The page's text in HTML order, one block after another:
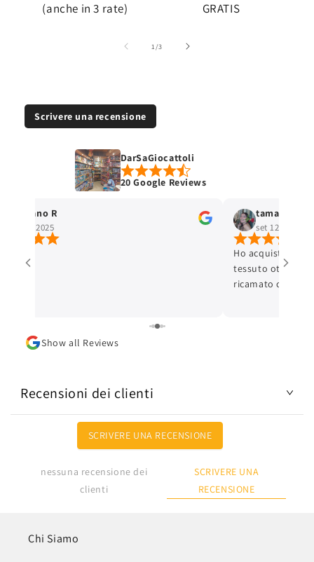
(anche in 3 rate) GRATIS
1/su
3
Scrivere una recensione
DarSaGiocattoli
20 Google Reviews
Stefano R
ott 4, 2025
tamara selis
set 12, 2025
Ho acquistato
tessuto ottimo e
ricamato con
Show all Reviews
Recensioni dei clienti
SCRIVERE UNA RECENSIONE
nessuna recensione dei
clienti
SCRIVERE UNA
RECENSIONE
Chi Siamo